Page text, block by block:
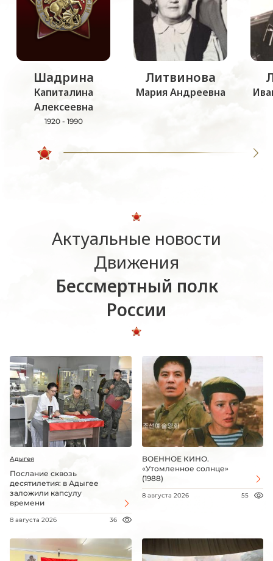
Шадрина
Капиталина
Алексеевна
1920 - 1990
Литвинова
Мария Андреевна
Актуальные новости
Движения
Бессмертный полк
России
Адыгея
Послание сквозь
десятилетия: в Адыгее
заложили капсулу
времени
8 августа 2026 36
ВОЕННОЕ КИНО.
«Утомленное солнце»
(1988)
8 августа 2026 55